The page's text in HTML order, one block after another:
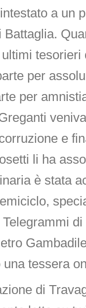
a un
per
per
e
li ha
è stata
Telegrammi
tessera
di